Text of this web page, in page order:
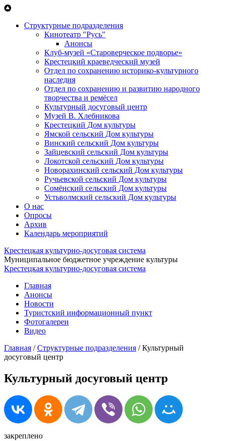
Перейти к основному содержанию
Структурные подразделения
Кинотеатр "Русь"
Анонсы
Клуб-музей «Староверческое подворье»
Крестецкий краеведческий музей
Отдел по сохранению историко-культурного
наследия
Отдел по сохранению и развитию народного
творчества и ремёсел
Культурный досуговый центр
Музей В. Хлебникова
Крестецкий Дом культуры
Ямской сельский Дом культуры
Винский сельский Дом культуры
Зайцевский сельский Дом культуры
Локотской сельский Дом культуры
Новорахинский сельский Дом культуры
Ручьевской сельский Дом культуры
Сомёнский сельский Дом культуры
Устьволмский сельский Дом культуры
О нас
Опросы
Архив
Календарь мероприятий
Крестецкая культурно-досуговая система
Муниципальное бюджетное учреждение культуры
Крестецкая культурно-досуговая система
Главная
Анонсы
Новости
Туристский информационный пункт
Фотогалереи
Видео
Главная /Структурные подразделения /Культурный
досуговый центр
Культурный досуговый центр
закреплено